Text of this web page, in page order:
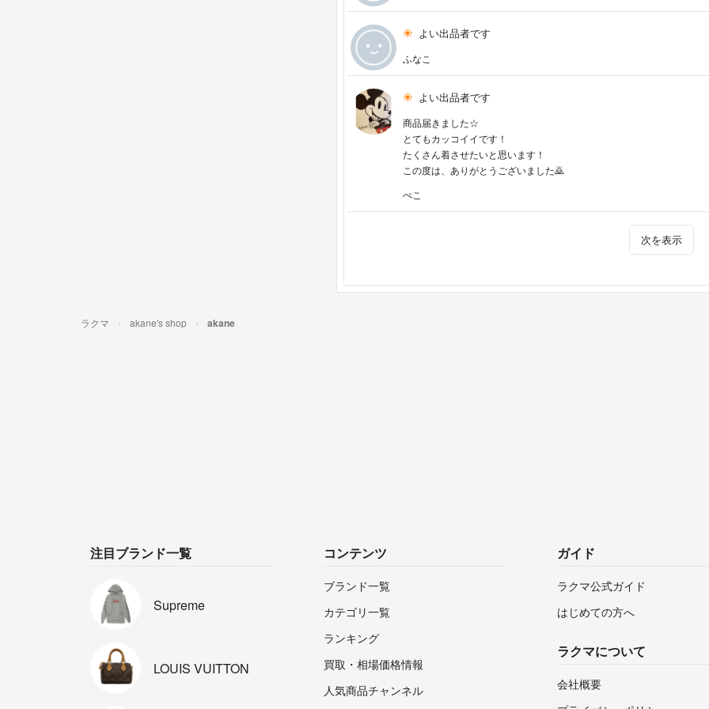
よい出品者です
ふなこ
よい出品者です
商品届きました☆
とてもカッコイイです！
たくさん着させたいと思います！
この度は、ありがとうございました🙇
ぺこ
次を表示
ラクマ akane's shop akane
注目ブランド一覧
Supreme
LOUIS VUITTON
コンテンツ
ブランド一覧
カテゴリ一覧
ランキング
買取・相場価格情報
人気商品チャンネル
ガイド
ラクマ公式ガイド
はじめての方へ
ラクマについて
会社概要